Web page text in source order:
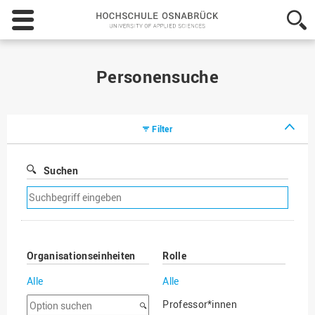
Hochschule
Osnabrück
-
Personensuche
Filter
Suchen
Suchfilter
entfernen
Organisationseinheiten
Alle
Option
Rolle
Alle
Professor*innen